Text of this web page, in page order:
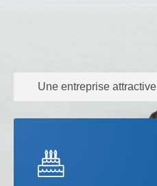
Une entreprise attractive